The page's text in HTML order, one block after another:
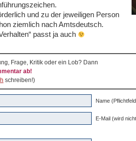
und zu der jeweiligen Person
ziemlich nach Amtsdeutsch.
passt ja auch
Frage, Kritik oder ein Lob? Dann
ab!
schreiben!)
Name
E-Mail (wird